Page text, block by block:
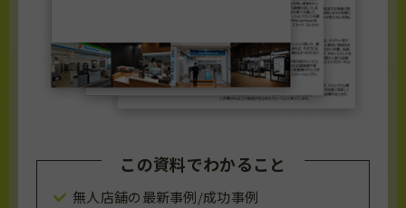
この資料でわかること
無人店舗の最新事例/成功事例